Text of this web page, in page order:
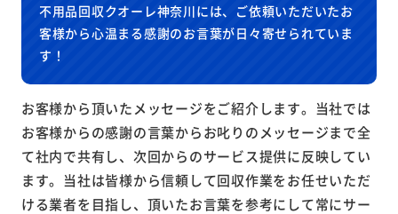
不用品回収クオーレ神奈川には、ご依頼いただいたお
客様から心温まる感謝のお言葉が日々寄せられていま
す！
お客様から頂いたメッセージをご紹介します。当社では
お客様からの感謝の言葉からお叱りのメッセージまで全
て社内で共有し、次回からのサービス提供に反映してい
ます。当社は皆様から信頼して回収作業をお任せいただ
ける業者を目指し、頂いたお言葉を参考にして常にサー